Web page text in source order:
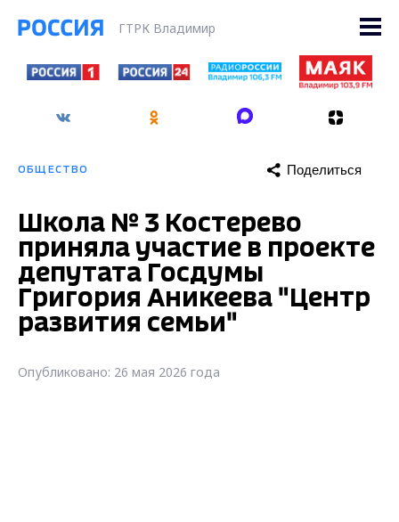
ГТРК Владимир
ОБЩЕСТВО Поделиться
Школа № 3 Костерево
приняла участие в проекте
депутата Госдумы
Григория Аникеева "Центр
развития семьи"
Опубликовано: 26 мая 2026 года